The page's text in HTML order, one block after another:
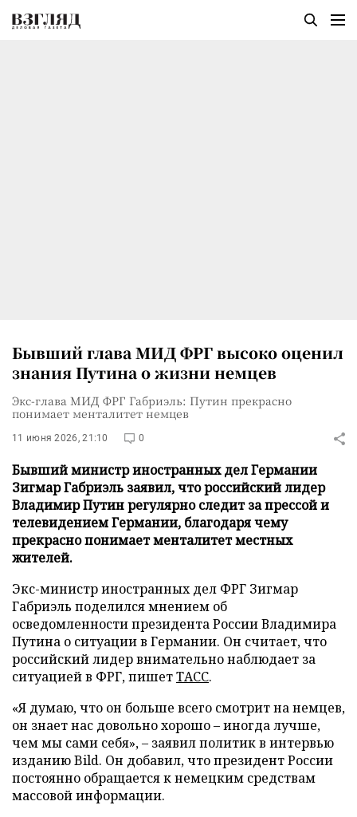
Бывший глава МИД ФРГ высоко оценил
знания Путина о жизни немцев
Экс-глава МИД ФРГ Габриэль: Путин прекрасно
понимает менталитет немцев
11 июня 2026, 21:10 0
Бывший министр иностранных дел Германии
Зигмар Габриэль заявил, что российский лидер
Владимир Путин регулярно следит за прессой и
телевидением Германии, благодаря чему
прекрасно понимает менталитет местных
жителей.
Экс-министр иностранных дел ФРГ Зигмар
Габриэль поделился мнением об
осведомленности президента России Владимира
Путина о ситуации в Германии. Он считает, что
российский лидер внимательно наблюдает за
ситуацией в ФРГ, пишетТАСС.
«Я думаю, что он больше всего смотрит на немцев,
он знает нас довольно хорошо – иногда лучше,
чем мы сами себя», – заявил политик в интервью
изданию Bild. Он добавил, что президент России
постоянно обращается к немецким средствам
массовой информации.